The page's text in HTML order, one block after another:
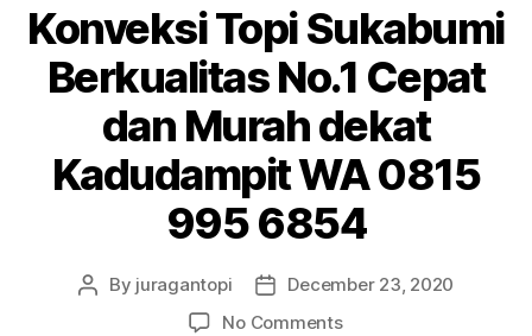
Konveksi Topi Sukabumi
Berkualitas No.1 Cepat
dan Murah dekat
Kadudampit WA 0815
995 6854
Post
By juragantopi
PostDecember 23, 2020
No Commentson